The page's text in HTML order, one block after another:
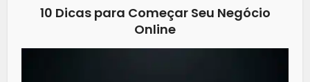
10 Dicas para Começar Seu Negócio
Online